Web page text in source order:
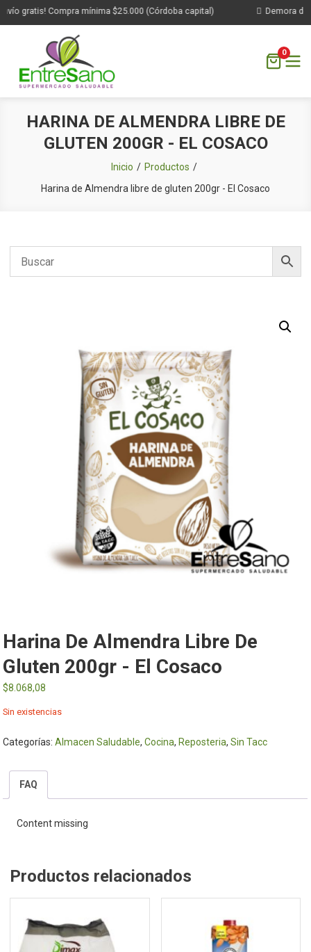
gratis! Compra mínima $25.000 (Córdoba capital) Demora de
0
HARINA DE ALMENDRA LIBRE DE
GLUTEN 200GR - EL COSACO
Inicio
Productos
Harina de Almendra libre de gluten 200gr - El Cosaco
Harina De Almendra Libre De
Gluten 200gr - El Cosaco
$8.068,08
Sin existencias
Categorías:Almacen Saludable,Cocina, Reposteria,Sin Tacc
FAQ
Content missing
Productos relacionados